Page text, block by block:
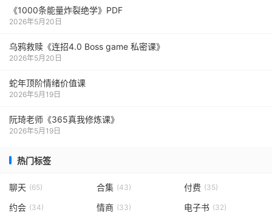
《1000‮能条‬‎量‮裂炸‬‎绝学》PDF
2026年5月20日
乌鸦救赎《连招4.0 Boss game 私密课》
2026年5月20日
蛇年顶阶情绪价值课
2026年5月19日
阮琦老师《365真我修炼课》
2026年5月19日
热门标签
聊天 (65) 合集 (43) 付费 (35)
约会 (34) 情商 (33) 电子书 (32)